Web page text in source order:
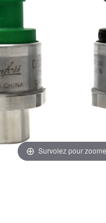
Survolez pour